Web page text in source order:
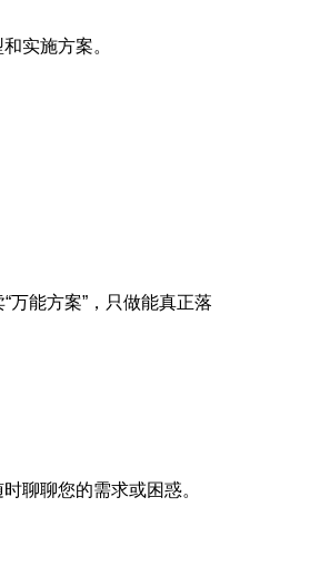
实施方案。
能方案”，只做能真正落
聊聊您的需求或困惑。